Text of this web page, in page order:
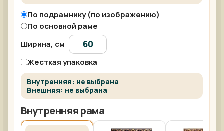
По подрамнику (по изображению)
По основной раме
Ширина, см
Жесткая упаковка
Внутренняя: не выбрана
Внешняя: не выбрана
Внутренняя рама